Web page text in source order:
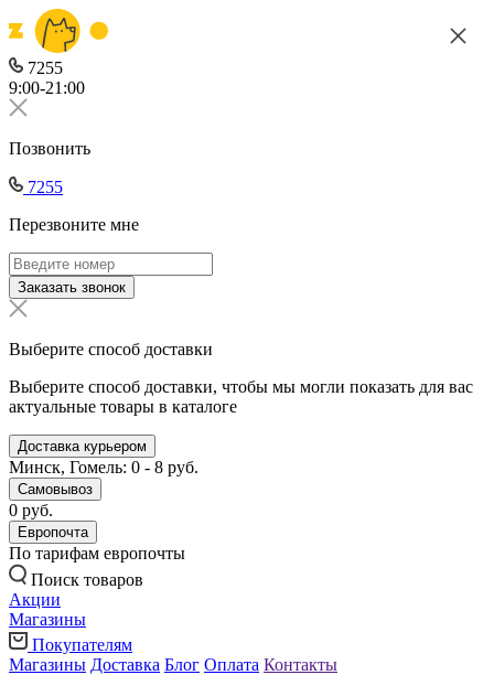
7255
9:00-21:00
Позвонить
7255
Перезвоните мне
Заказать звонок
Выберите способ доставки
Выберите способ доставки, чтобы мы могли показать для вас
актуальные товары в каталоге
Доставка курьером
Минск, Гомель: 0 - 8 руб.
Самовывоз
0 руб.
Европочта
По тарифам европочты
Поиск товаров
Акции
Магазины
Покупателям
Магазины Доставка Блог Оплата Контакты